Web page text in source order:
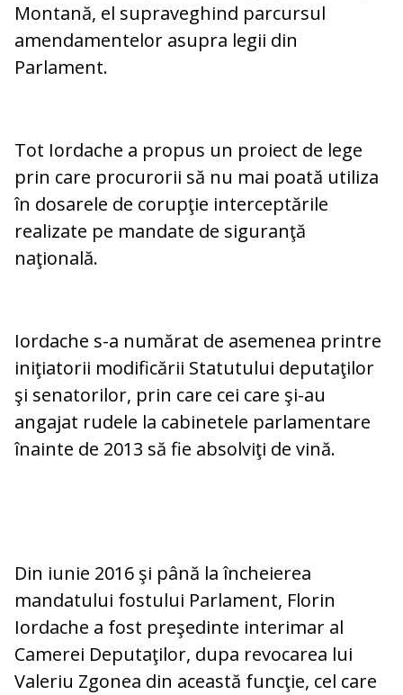
Montană, el supraveghind parcursul
amendamentelor asupra legii din
Parlament.
Tot Iordache a propus un proiect de lege
prin care procurorii să nu mai poată utiliza
în dosarele de corupţie interceptările
realizate pe mandate de siguranţă
naţională.
Iordache s-a numărat de asemenea printre
iniţiatorii modificării Statutului deputaţilor
şi senatorilor, prin care cei care şi-au
angajat rudele la cabinetele parlamentare
înainte de 2013 să fie absolviţi de vină.
Din iunie 2016 şi până la încheierea
mandatului fostului Parlament, Florin
Iordache a fost preşedinte interimar al
Camerei Deputaţilor, dupa revocarea lui
Valeriu Zgonea din această funcţie, cel care